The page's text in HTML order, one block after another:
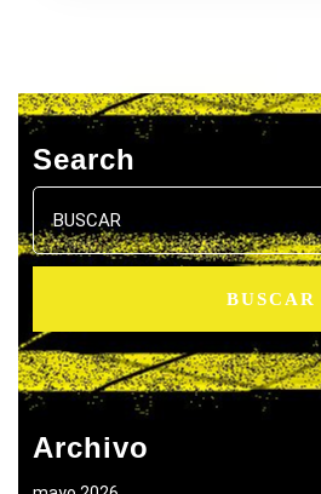
Search
Buscar:
Archivo